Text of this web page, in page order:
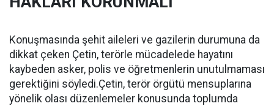
Konuşmasında şehit aileleri ve gazilerin durumuna da
dikkat çeken Çetin, terörle mücadelede hayatını
kaybeden asker, polis ve öğretmenlerin unutulmaması
gerektiğini söyledi.Çetin, terör örgütü mensuplarına
yönelik olası düzenlemeler konusunda toplumda